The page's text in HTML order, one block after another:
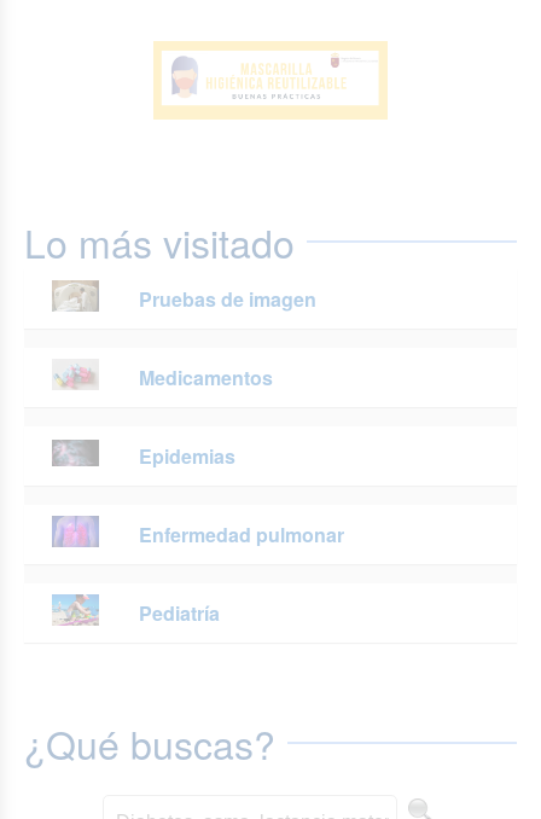
Lo más visitado
Pruebas de imagen
Medicamentos
Epidemias
Enfermedad pulmonar
Pediatría
¿Qué buscas?